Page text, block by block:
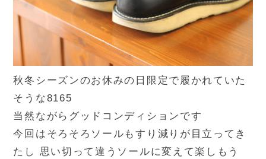
秋冬シーズンのお休みの日限定で履かれていた
そうな8165
当然ながらグッドコンディションです
今回はそろそろソールもすり減りが目立ってき
たし 思い切って違うソールに変えて楽しもう